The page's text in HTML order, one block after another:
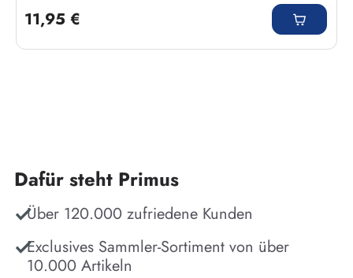
11,95 €
Dafür steht Primus
Über 120.000 zufriedene Kunden
Exclusives Sammler-Sortiment von über
10.000 Artikeln